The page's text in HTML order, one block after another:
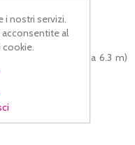
adattatore jack da 6.3 m)
i nostri servizi.
al